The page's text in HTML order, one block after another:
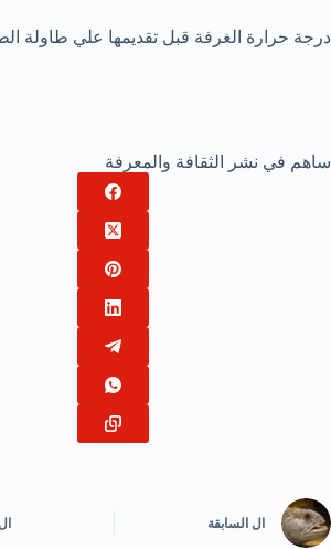
درجة حرارة الغرفة قبل تقديمها علي طاولة
ساهم في نشر الثقافة والمعرفة
ال السابقة ال